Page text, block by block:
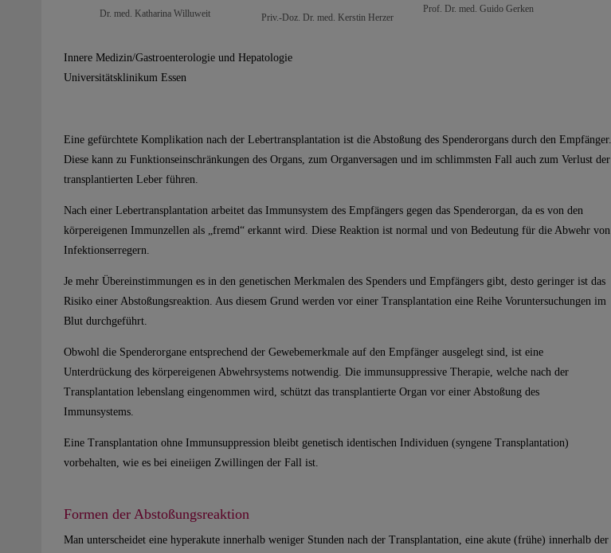
Dr. med. Katharina Willuweit Priv.-Doz. Dr. med. Kerstin Herzer
Prof. Dr. med. Guido Gerken
Innere Medizin/Gastroenterologie und Hepatologie
Universitätsklinikum Essen
Eine gefürchtete Komplikation nach der Lebertransplantation ist die Abstoßung des Spenderorgans durch den Empfänger.
Diese kann zu Funktionseinschränkungen des Organs, zum Organversagen und im schlimmsten Fall auch zum Verlust der
transplantierten Leber führen.
Nach einer Lebertransplantation arbeitet das Immunsystem des Empfängers gegen das Spenderorgan, da es von den
körpereigenen Immunzellen als „fremd“ erkannt wird. Diese Reaktion ist normal und von Bedeutung für die Abwehr von
Infektionserregern.
Je mehr Übereinstimmungen es in den genetischen Merkmalen des Spenders und Empfängers gibt, desto geringer ist das
Risiko einer Abstoßungsreaktion. Aus diesem Grund werden vor einer Transplantation eine Reihe Voruntersuchungen im
Blut durchgeführt.
Obwohl die Spenderorgane entsprechend der Gewebemerkmale auf den Empfänger ausgelegt sind, ist eine
Unterdrückung des körpereigenen Abwehrsystems notwendig. Die immunsuppressive Therapie, welche nach der
Transplantation lebenslang eingenommen wird, schützt das transplantierte Organ vor einer Abstoßung des
Immunsystems.
Eine Transplantation ohne Immunsuppression bleibt genetisch identischen Individuen (syngene Transplantation)
vorbehalten, wie es bei eineiigen Zwillingen der Fall ist.
Formen der Abstoßungsreaktion
Man unterscheidet eine hyperakute innerhalb weniger Stunden nach der Transplantation, eine akute (frühe) innerhalb der